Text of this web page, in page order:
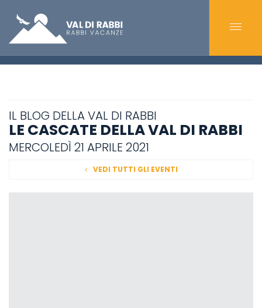
IL BLOG DELLA VAL DI RABBI
LE CASCATE DELLA VAL DI RABBI
MERCOLEDÌ 21 APRILE 2021
VEDI TUTTI GLI EVENTI